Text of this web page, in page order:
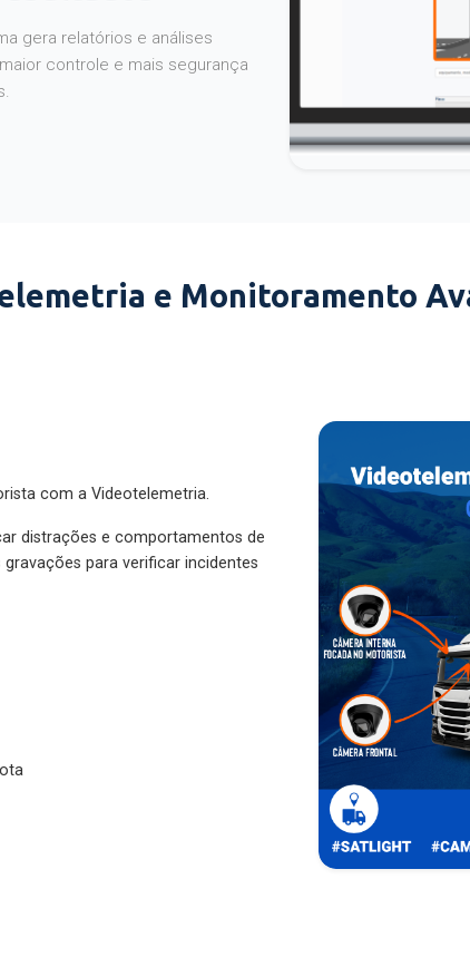
gera relatórios e análises
controle e mais segurança
e Monitoramento
com a Videotelemetria.
distrações e comportamentos de
para verificar incidentes